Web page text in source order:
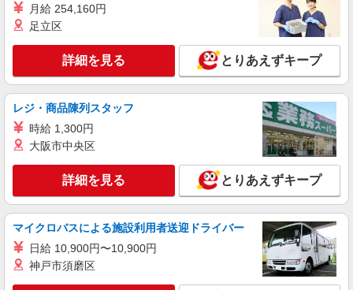
職業紹介
株式会社ＭＯＤＥ
組立・軽作業スタッフ
時給1500円〜1875円 月収例31万円 / 残業20h /
深夜50h / 休出8h 一般物件、レオパレス→住み込
みでお仕事可能★☆ 綺麗な1R、1Kをご用意☆
福岡県久留米市
キープ 詳細を見る
株式会社ＭＯＤＥ
組立・軽作業スタッフ
時給1400円〜 月収例29万円/残業・その他手当
含む 一般物件、レオパレス→住み込みでお仕事可
月給 254,160円
足立区
詳細を見る とりあえずキープ
レジ・商品陳列スタッフ
時給 1,300円
大阪市中央区
詳細を見る とりあえずキープ
マイクロバスによる施設利用者送迎ドライバー
日給 10,900円〜10,900円
神戸市須磨区